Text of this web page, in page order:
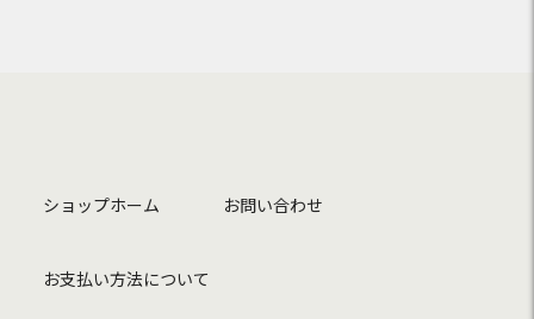
ショップホーム お問い合わせ
お支払い方法について